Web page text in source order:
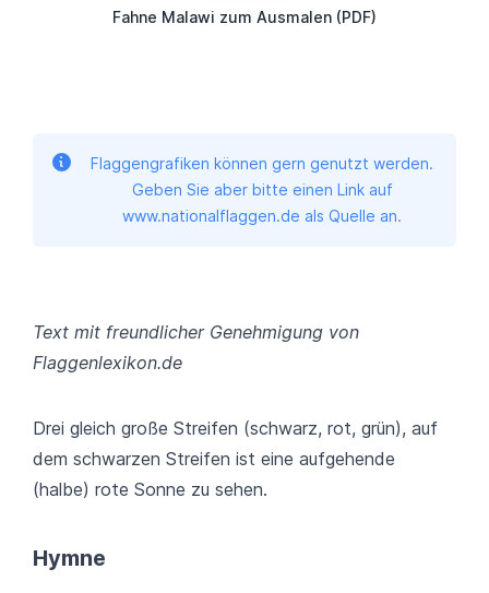
Fahne Malawi zum Ausmalen (PDF)
Flaggengrafiken können gern genutzt werden.
Geben Sie aber bitte einen Link auf
www.nationalflaggen.de als Quelle an.
Text mit freundlicher Genehmigung von
Flaggenlexikon.de
Drei gleich große Streifen (schwarz, rot, grün), auf
dem schwarzen Streifen ist eine aufgehende
(halbe) rote Sonne zu sehen.
Hymne